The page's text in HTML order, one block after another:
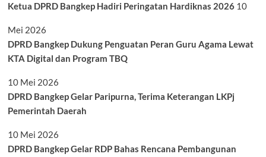
Ketua DPRD Bangkep Hadiri Peringatan Hardiknas 2026 10
Mei 2026
DPRD Bangkep Dukung Penguatan Peran Guru Agama Lewat
KTA Digital dan Program TBQ
10 Mei 2026
DPRD Bangkep Gelar Paripurna, Terima Keterangan LKPj
Pemerintah Daerah
10 Mei 2026
DPRD Bangkep Gelar RDP Bahas Rencana Pembangunan